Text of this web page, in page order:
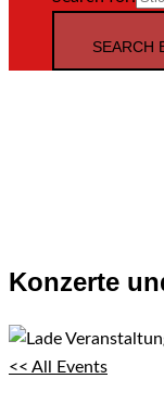
SEARCH
Konzerte
<< All Events